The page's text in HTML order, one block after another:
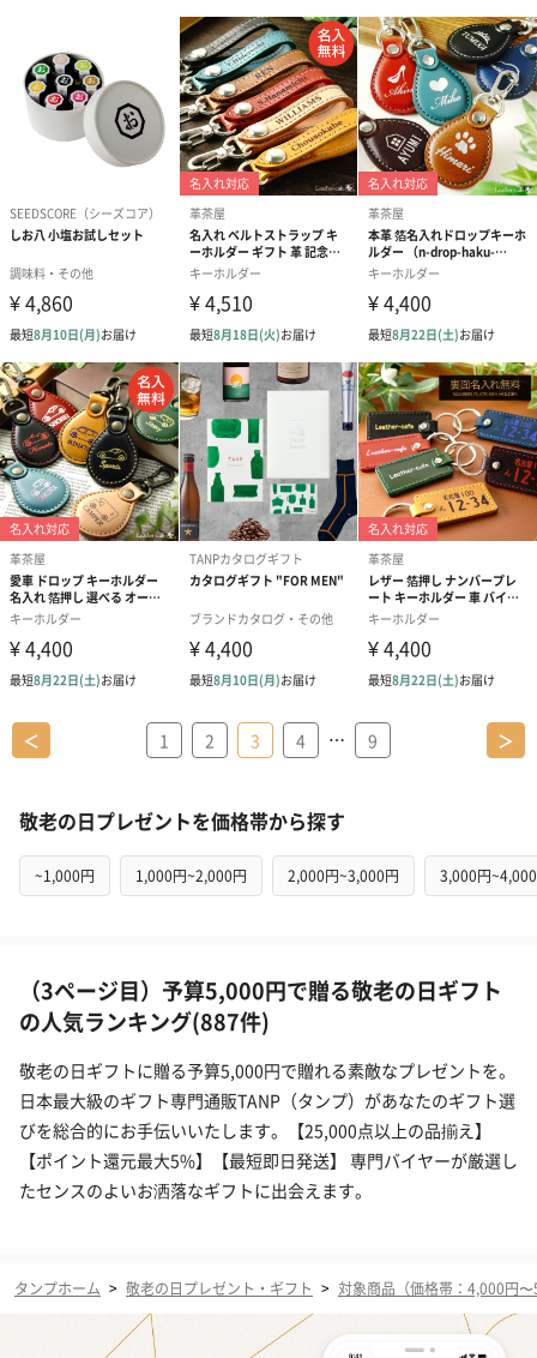
＜ 1 2 3 4 … 9 ＞
敬老の日プレゼントを価格帯から探す
~1,000円 1,000円~2,000円 2,000円~3,000円 3,000円
（3ページ目）予算5,000円で贈る敬老の日ギフト
の人気ランキング(887件)
敬老の日ギフトに贈る予算5,000円で贈れる素敵なプレゼントを。
日本最大級のギフト専門通販TANP（タンプ）があなたのギフト選
びを総合的にお手伝いいたします。【25,000点以上の品揃え】
【ポイント還元最大5%】【最短即日発送】 専門バイヤーが厳選し
たセンスのよいお洒落なギフトに出会えます。
タンプホーム > 敬老の日プレゼント・ギフト > 対象商品（価格帯：4,000円